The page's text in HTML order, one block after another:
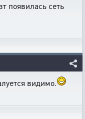
появилась сеть
видимо.